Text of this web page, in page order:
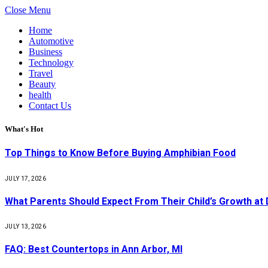
Close Menu
Home
Automotive
Business
Technology
Travel
Beauty
health
Contact Us
What's Hot
Top Things to Know Before Buying Amphibian Food
JULY 17, 2026
What Parents Should Expect From Their Child’s Growth
JULY 13, 2026
FAQ: Best Countertops in Ann Arbor, MI